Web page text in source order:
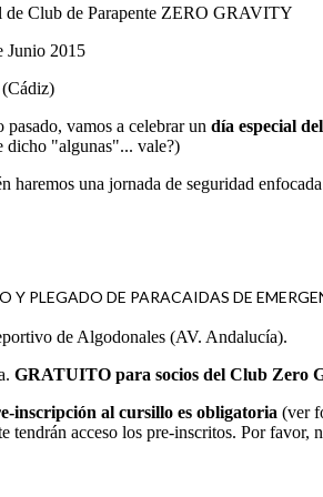
de Club de Parapente ZERO GRAVITY
Junio 2015
vamos a celebrar un día especial
dicho "algunas"... vale?)
haremos una jornada de seguridad
Y PLEGADO DE PARACAIDAS DE
de Algodonales (AV. Andalucía).
GRATUITO para socios del Club Zero
inscripción al cursillo es obligatoria (ver
tendrán acceso los pre-inscritos. Por favor,